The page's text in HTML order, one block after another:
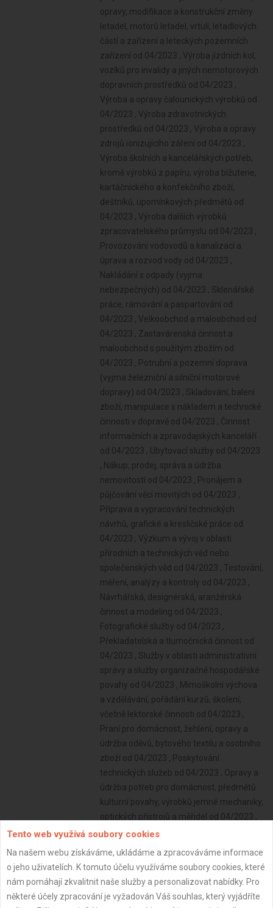
Tento web využívá soubory cookies
Na našem webu získáváme, ukládáme a zpracováváme informace
o jeho uživatelích. K tomuto účelu využíváme soubory cookies, které
nám pomáhají zkvalitnit naše služby a personalizovat nabídky. Pro
některé účely zpracování je vyžadován Váš souhlas, který vyjádříte